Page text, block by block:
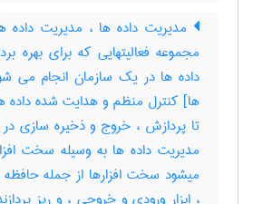
مدیریت داده ها ، مدیریت داده
مجموعه فعالیتهایی که برای بهره
داده ها در یک سازمان انجام می
ها] کنترل منظم و هدایت شده داده ها
تا پردازش ، خروج و ذخیره سازی در
مدیریت داده ها به وسیله سخت
میشود سخت افزارها از جمله حافظه